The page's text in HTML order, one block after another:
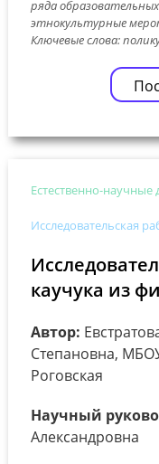
ряда
этнокультурные
Ключевые слова:
Естественно-
Исследовательская
каучука из
Автор:
Степановна,
Роговская
Научный
Александровна